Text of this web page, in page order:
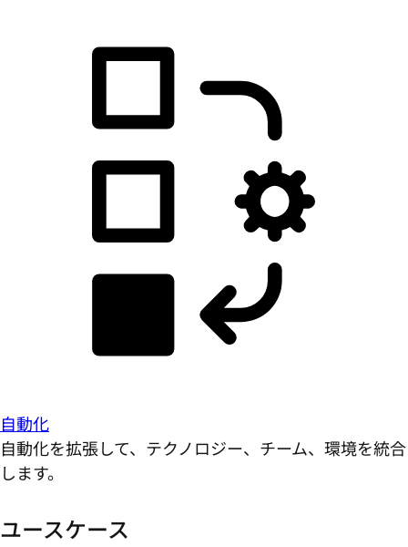
自動化
自動化を拡張して、テクノロジー、チーム、環境を統合
します。
ユースケース